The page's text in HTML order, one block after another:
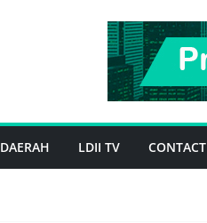
DAERAH LDII TV CONTACT